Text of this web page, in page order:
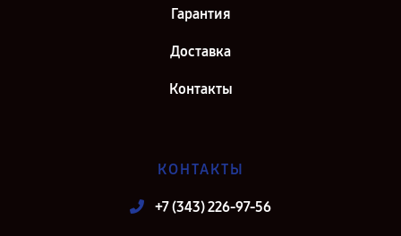
Гарантия
Доставка
Контакты
КОНТАКТЫ
+7 (343) 226-97-56